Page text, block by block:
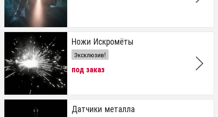
Ножи Искромёты
Эксклюзив!
под заказ
Датчики металла